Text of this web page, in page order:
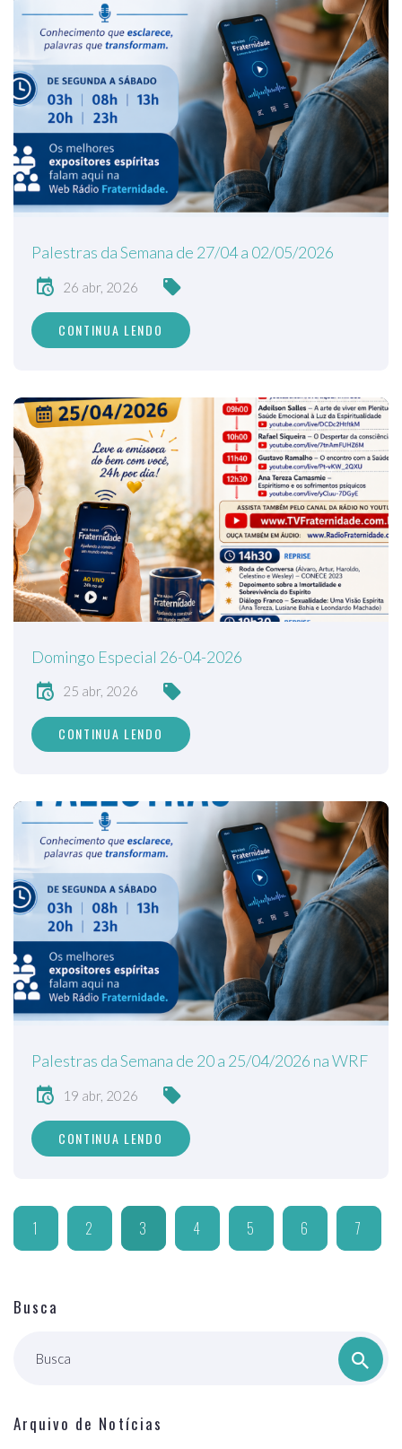
Palestras da Semana de 27/04 a 02/05/2026
26 abr, 2026
CONTINUA LENDO
Domingo Especial 26-04-2026
25 abr, 2026
CONTINUA LENDO
Palestras da Semana de 20 a 25/04/2026 na WRF
19 abr, 2026
CONTINUA LENDO
1 2 3 4 5 6 7
Busca
Busca
Arquivo de Notícias